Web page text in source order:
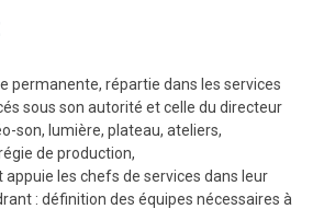
permanente, répartie dans les services
sous son autorité et celle du directeur
son, lumière, plateau, ateliers,
de production,
les chefs de services dans leur
: définition des équipes nécessaires à